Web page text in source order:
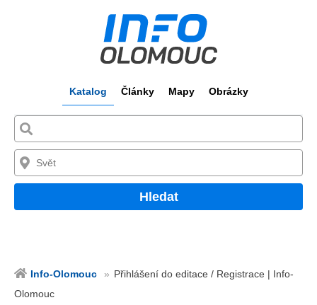
Katalog Články Mapy Obrázky
Hledat
Info-Olomouc
Přihlášení do editace / Registrace | Info-
Olomouc